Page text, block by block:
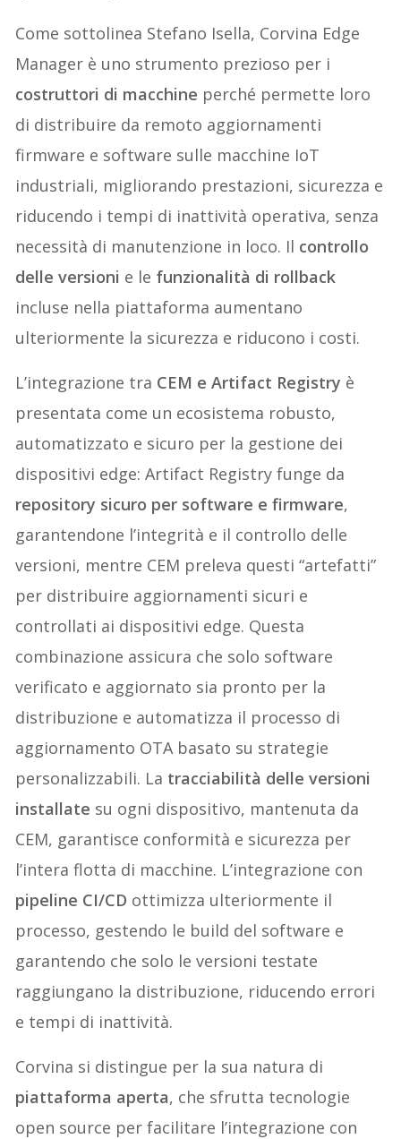
Come sottolinea Stefano Isella, Corvina Edge
Manager è uno strumento prezioso per i
costruttori di macchine perché permette loro
di distribuire da remoto aggiornamenti
firmware e software sulle macchine IoT
industriali, migliorando prestazioni, sicurezza e
riducendo i tempi di inattività operativa, senza
necessità di manutenzione in loco. Il controllo
delle versioni e le funzionalità di rollback
incluse nella piattaforma aumentano
ulteriormente la sicurezza e riducono i costi.
L’integrazione tra CEM e Artifact Registry è
presentata come un ecosistema robusto,
automatizzato e sicuro per la gestione dei
dispositivi edge: Artifact Registry funge da
repository sicuro per software e firmware,
garantendone l’integrità e il controllo delle
versioni, mentre CEM preleva questi “artefatti”
per distribuire aggiornamenti sicuri e
controllati ai dispositivi edge. Questa
combinazione assicura che solo software
verificato e aggiornato sia pronto per la
distribuzione e automatizza il processo di
aggiornamento OTA basato su strategie
personalizzabili. La tracciabilità delle versioni
installate su ogni dispositivo, mantenuta da
CEM, garantisce conformità e sicurezza per
l’intera flotta di macchine. L’integrazione con
pipeline CI/CD ottimizza ulteriormente il
processo, gestendo le build del software e
garantendo che solo le versioni testate
raggiungano la distribuzione, riducendo errori
e tempi di inattività.
Corvina si distingue per la sua natura di
piattaforma aperta, che sfrutta tecnologie
open source per facilitare l’integrazione con